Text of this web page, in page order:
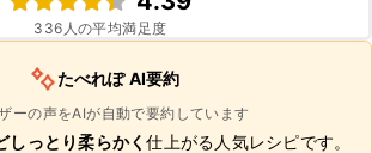
336 人の平均満足度
たべれぽ AI要約
ーの声をAIが自動で要約しています
しっとり柔らかく仕上がる人気レシピです。